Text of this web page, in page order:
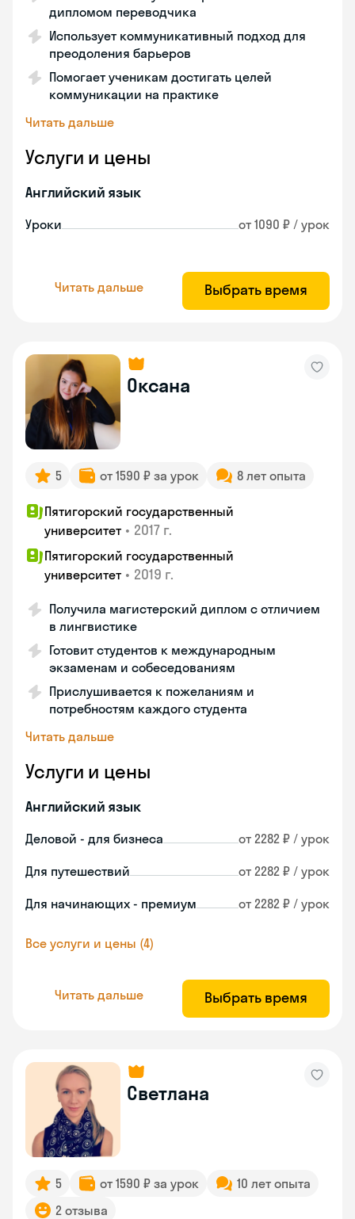
дипломом переводчика
Использует коммуникативный подход для
преодоления барьеров
Помогает ученикам достигать целей
коммуникации на практике
Читать дальше
Услуги и цены
Английский язык
Уроки от 1090 ₽ / урок
Читать дальше Выбрать время
Оксана
5 от 1590 ₽ за урок 8 лет опыта
Пятигорский государственный
университет • 2017 г.
Пятигорский государственный
университет • 2019 г.
Получила магистерский диплом с отличием
в лингвистике
Готовит студентов к международным
экзаменам и собеседованиям
Прислушивается к пожеланиям и
потребностям каждого студента
Читать дальше
Услуги и цены
Английский язык
Деловой - для бизнеса от 2282 ₽ / урок
Для путешествий от 2282 ₽ / урок
Для начинающих - премиум от 2282 ₽ / урок
Все услуги и цены (4)
Читать дальше Выбрать время
Светлана
5 от 1590 ₽ за урок
10 лет опыта
2 отзыва